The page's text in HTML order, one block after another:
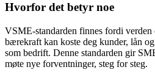
Hvorfor det betyr noe
VSME-standarden finnes fordi
bærekraft kan koste deg kunder, lån
som bedrift. Denne standarden gir
møte nye forventninger, steg for steg.